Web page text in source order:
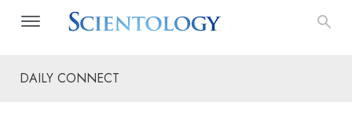
DAILY CONNECT